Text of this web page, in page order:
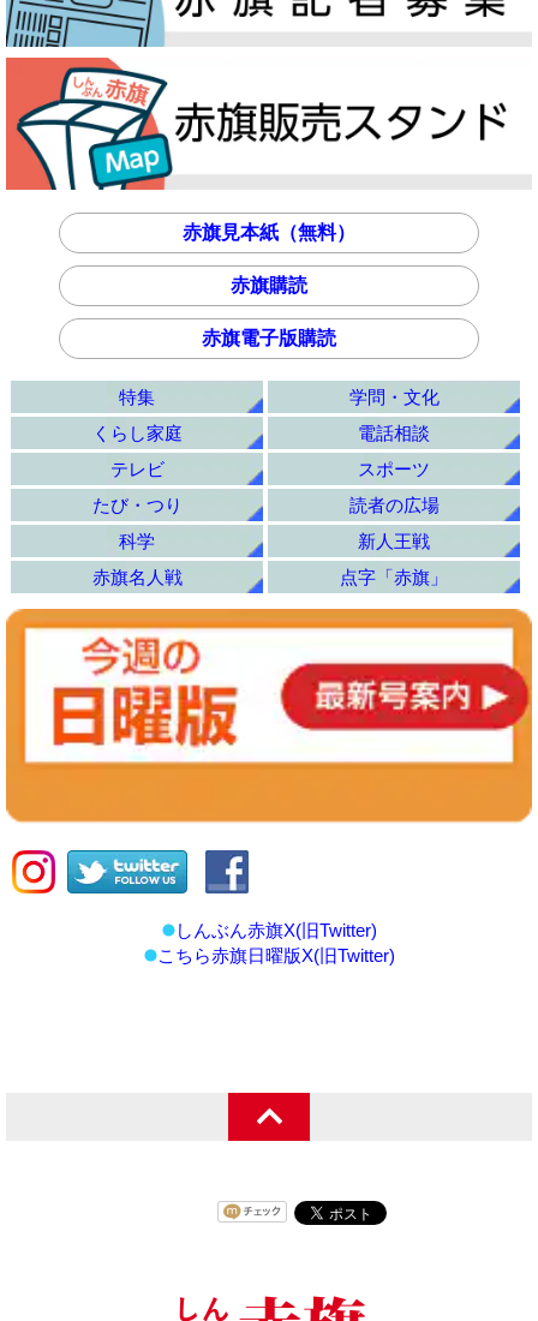
赤旗見本紙（無料）
赤旗購読
赤旗電子版購読
特集
学問・文化
くらし家庭
電話相談
テレビ
スポーツ
たび・つり
読者の広場
科学
新人王戦
赤旗名人戦
点字「赤旗」
しんぶん赤旗X(旧Twitter)
こちら赤旗日曜版X(旧Twitter)